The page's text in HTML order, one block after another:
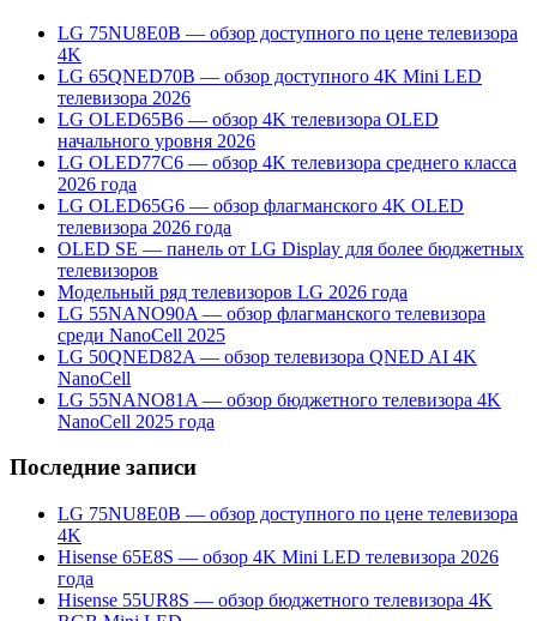
LG 75NU8E0B — обзор доступного по цене телевизора
4K
LG 65QNED70B — обзор доступного 4K Mini LED
телевизора 2026
LG OLED65B6 — обзор 4K телевизора OLED
начального уровня 2026
LG OLED77C6 — обзор 4K телевизора среднего класса
2026 года
LG OLED65G6 — обзор флагманского 4K OLED
телевизора 2026 года
OLED SE — панель от LG Display для более бюджетных
телевизоров
Модельный ряд телевизоров LG 2026 года
LG 55NANO90A — обзор флагманского телевизора
среди NanoCell 2025
LG 50QNED82A — обзор телевизора QNED AI 4K
NanoCell
LG 55NANO81A — обзор бюджетного телевизора 4K
NanoCell 2025 года
Последние записи
LG 75NU8E0B — обзор доступного по цене телевизора
4K
Hisense 65E8S — обзор 4K Mini LED телевизора 2026
года
Hisense 55UR8S — обзор бюджетного телевизора 4K